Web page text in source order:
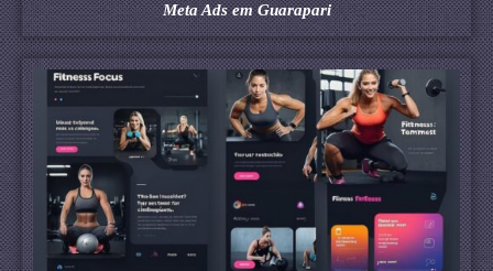
Meta Ads em Guarapari